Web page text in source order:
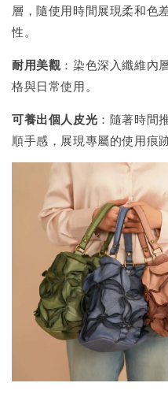
層，隨使用時間展現柔和色
性。
耐用美觀：染色深入纖維內
格與日常使用。
可養出個人皮光 ：隨著時間
順手感，展現專屬的使用痕